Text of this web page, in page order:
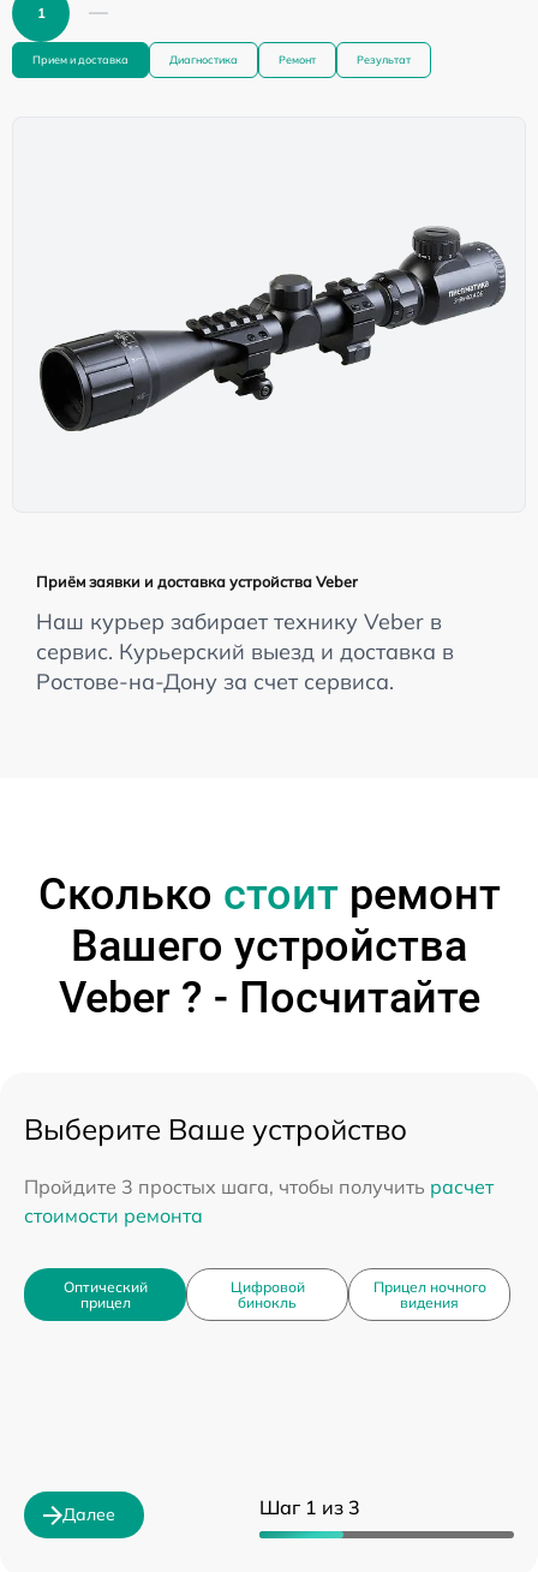
1
Прием и доставка Диагностика Ремонт Результат
Приём заявки и доставка устройства Veber
Наш курьер забирает технику Veber в
сервис. Курьерский выезд и доставка в
Ростове-на-Дону за счет сервиса.
Сколько стоитремонт
Вашего устройства
Veber ? - Посчитайте
Шаг 1 из 3
Выберите Ваше устройство
Пройдите 3 простых шага, чтобы получить расчет
стоимости ремонта
Оптический
прицел
Цифровой
бинокль
Прицел ночного
видения
Далее